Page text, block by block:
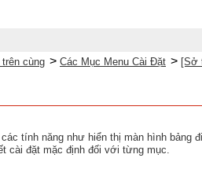
cùng > Các Mục Menu Cài Đặt > [Sở
tính năng như hiển thị màn hình bảng
cài đặt mặc định đối với từng mục.